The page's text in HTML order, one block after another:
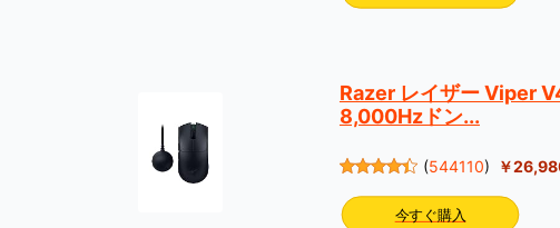
Razer レイザー Viper
8,000Hzドン...
(544110) ￥
今すぐ購入